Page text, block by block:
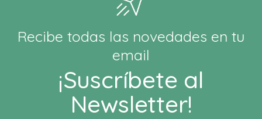
Recibe todas las novedades en tu
email
¡Suscríbete al
Newsletter!